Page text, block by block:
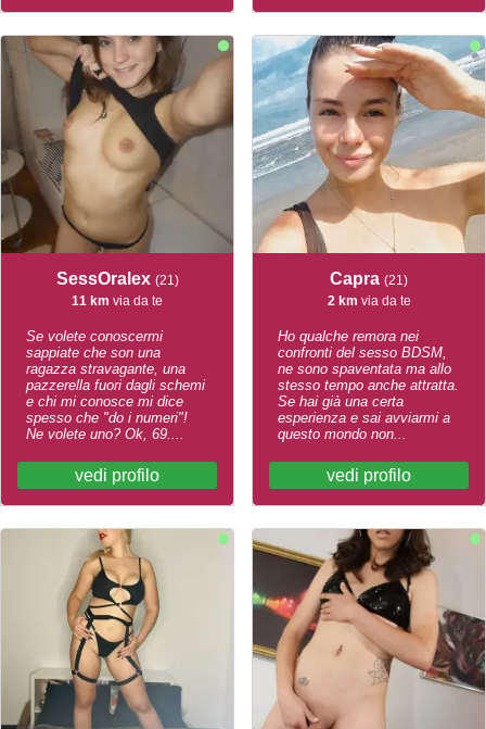
SessOralex (21)
11 km via da te
Se volete conoscermi
sappiate che son una
ragazza stravagante, una
pazzerella fuori dagli schemi
e chi mi conosce mi dice
spesso che "do i numeri"!
Ne volete uno? Ok, 69....
vedi profilo
Capra (21)
2 km via da te
Ho qualche remora nei
confronti del sesso BDSM,
ne sono spaventata ma allo
stesso tempo anche attratta.
Se hai già una certa
esperienza e sai avviarmi a
questo mondo non...
vedi profilo